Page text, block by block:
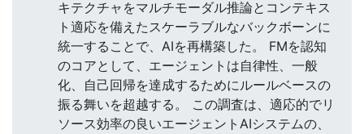
キテクチャをマルチモーダル推論とコンテキス
ト適応を備えたスケーラブルなバックボーンに
統一することで、AIを再構築した。 FMを認知
のコアとして、エージェントは自律性、一般
化、自己回帰を達成するためにルールベースの
振る舞いを超越する。 この調査は、適応的でリ
ソース効率の良いエージェントAIシステムの、